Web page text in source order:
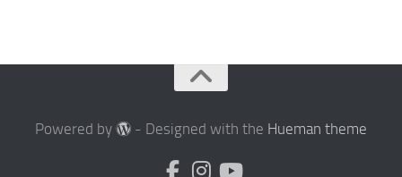
Powered by - Designed with the Hueman theme